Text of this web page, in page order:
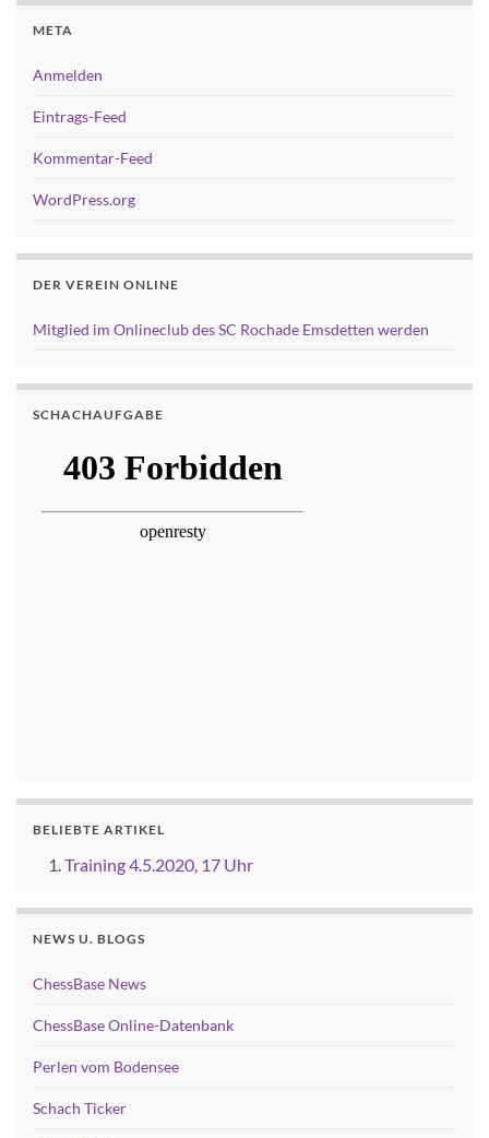
META
Anmelden
Eintrags-Feed
Kommentar-Feed
WordPress.org
DER VEREIN ONLINE
Mitglied im Onlineclub des SC Rochade Emsdetten werden
SCHACHAUFGABE
BELIEBTE ARTIKEL
Training 4.5.2020, 17 Uhr
NEWS U. BLOGS
ChessBase News
ChessBase Online-Datenbank
Perlen vom Bodensee
Schach Ticker